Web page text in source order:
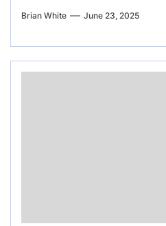
Brian White June 23, 2025